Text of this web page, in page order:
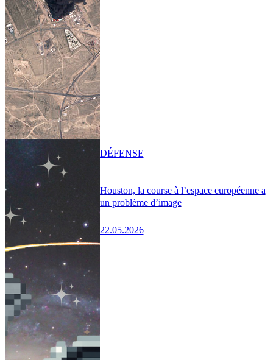
Houston, la course à l’espace européenne a
un problème d’image
22.05.2026
DÉFENSE